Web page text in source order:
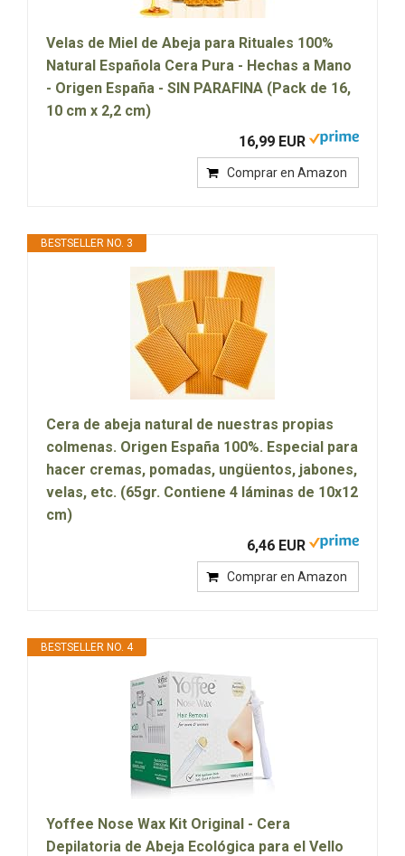
Velas de Miel de Abeja para Rituales 100%
Natural Española Cera Pura - Hechas a Mano
- Origen España - SIN PARAFINA (Pack de 16,
10 cm x 2,2 cm)
16,99 EUR
Comprar en Amazon
BESTSELLER NO. 3
Cera de abeja natural de nuestras propias
colmenas. Origen España 100%. Especial para
hacer cremas, pomadas, ungüentos, jabones,
velas, etc. (65gr. Contiene 4 láminas de 10x12
cm)
6,46 EUR
Comprar en Amazon
BESTSELLER NO. 4
Yoffee Nose Wax Kit Original - Cera
Depilatoria de Abeja Ecológica para el Vello